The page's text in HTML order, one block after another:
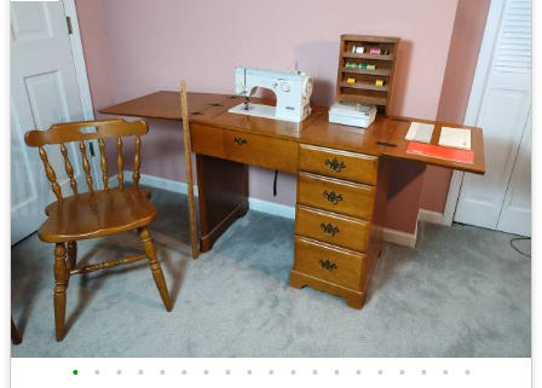
• • • • • • • • • • • • • • • • • • •